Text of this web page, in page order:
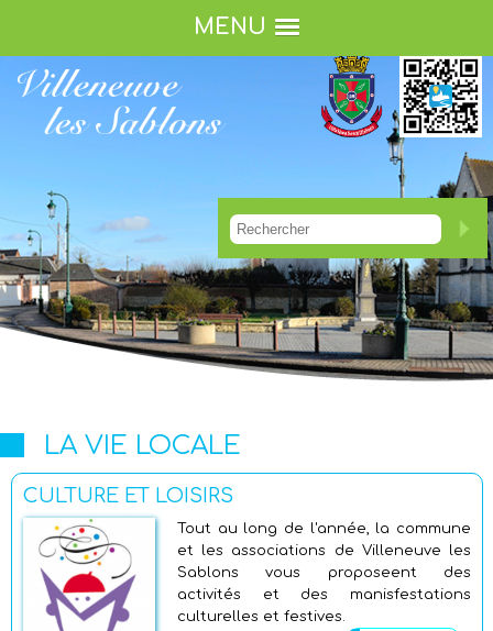
MENU
LA VIE LOCALE
CULTURE ET LOISIRS
Tout au long de l'année, la commune
et les associations de Villeneuve les
Sablons vous proposeent des
activités et des manisfestations
culturelles et festives.